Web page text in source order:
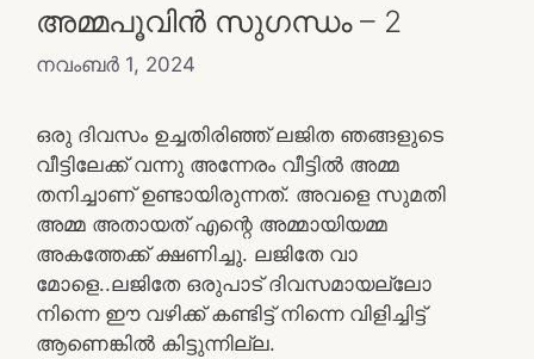
അമ്മപൂവിൻ സുഗന്ധം – 2
നവംബർ 1, 2024
ഒരു ദിവസം ഉച്ചതിരിഞ്ഞ് ലജിത ഞങ്ങളുടെ
വീട്ടിലേക്ക് വന്നു അന്നേരം വീട്ടിൽ അമ്മ
തനിച്ചാണ് ഉണ്ടായിരുന്നത്. അവളെ സുമതി
അമ്മ അതായത് എന്റെ അമ്മായിയമ്മ
അകത്തേക്ക് ക്ഷണിച്ചു. ലജിതേ വാ
മോളെ..ലജിതേ ഒരുപാട് ദിവസമായല്ലോ
നിന്നെ ഈ വഴിക്ക് കണ്ടിട്ട് നിന്നെ വിളിച്ചിട്ട്
ആണെങ്കിൽ കിട്ടുന്നില്ല.